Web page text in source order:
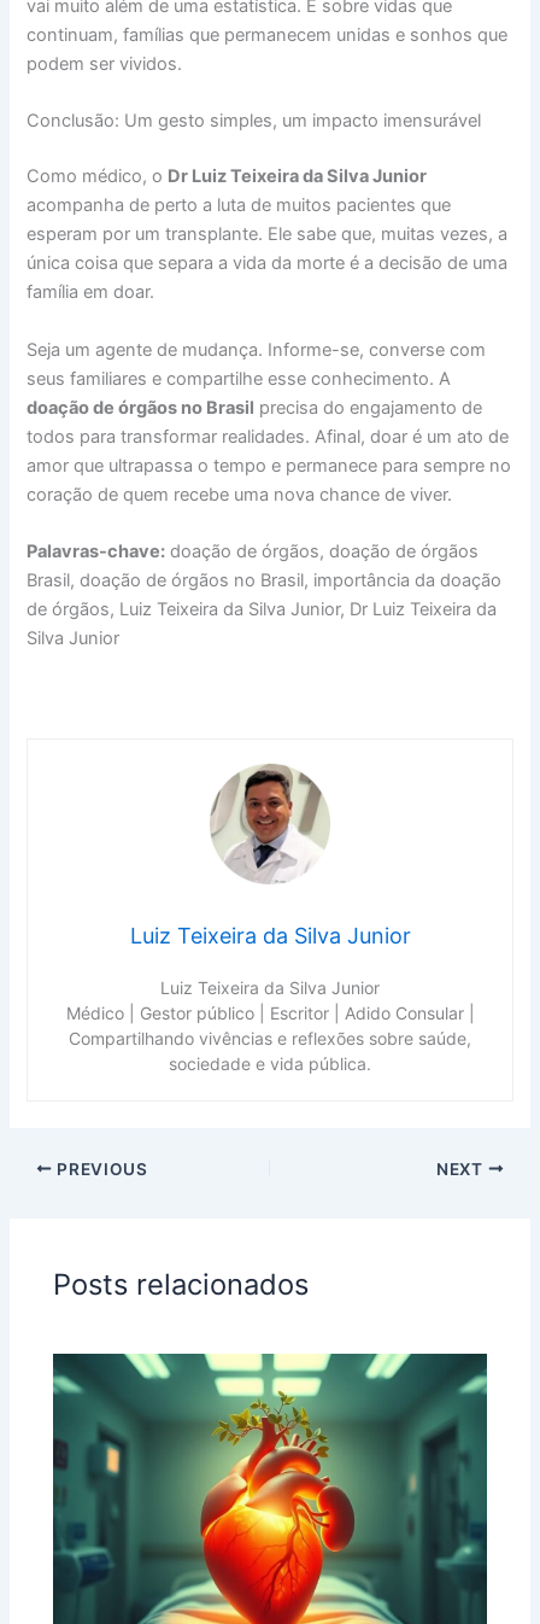
vai muito além de uma estatística. É sobre vidas que
continuam, famílias que permanecem unidas e sonhos que
podem ser vividos.
Conclusão: Um gesto simples, um impacto imensurável
Como médico, o Dr Luiz Teixeira da Silva Junior
acompanha de perto a luta de muitos pacientes que
esperam por um transplante. Ele sabe que, muitas vezes, a
única coisa que separa a vida da morte é a decisão de uma
família em doar.
Seja um agente de mudança. Informe-se, converse com
seus familiares e compartilhe esse conhecimento. A
doação de órgãos no Brasil precisa do engajamento de
todos para transformar realidades. Afinal, doar é um ato de
amor que ultrapassa o tempo e permanece para sempre no
coração de quem recebe uma nova chance de viver.
Palavras-chave: doação de órgãos, doação de órgãos
Brasil, doação de órgãos no Brasil, importância da doação
de órgãos, Luiz Teixeira da Silva Junior, Dr Luiz Teixeira da
Silva Junior
Luiz Teixeira da Silva Junior
Luiz Teixeira da Silva Junior
Médico | Gestor público | Escritor | Adido Consular |
Compartilhando vivências e reflexões sobre saúde,
sociedade e vida pública.
PREVIOUS NEXT
Posts relacionados